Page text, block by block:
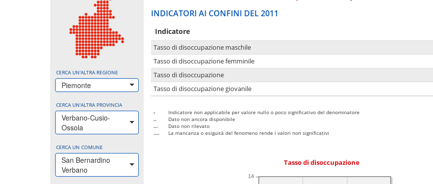
CERCA UN'ALTRA REGIONE
Piemonte
CERCA UN'ALTRA PROVINCIA
Verbano-Cusio-
Ossola
CERCA UN COMUNE
San Bernardino
Verbano
INDICATORI AI CONFINI DEL 2011
Indicatore
Tasso di disoccupazione maschile
Tasso di disoccupazione femminile
Tasso di disoccupazione
Tasso di disoccupazione giovanile
-
Indicatore non applicabile per valore nullo o poco significativo del denominatore
..
Dato non ancora disponibile
...
Dato non rilevato
....
La mancanza o esiguità del fenomeno rende i valori non significativi
Tasso di disoccupazione
14